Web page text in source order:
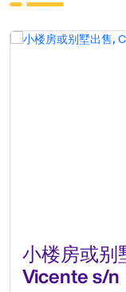
小楼房或别
Vicente s/n